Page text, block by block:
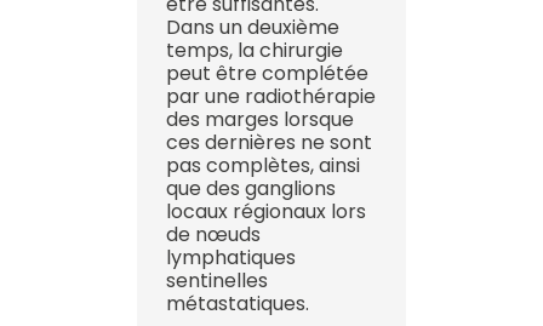
Dans un deuxième
temps, la chirurgie
peut être complétée
par une radiothérapie
des marges lorsque
ces dernières ne sont
pas complètes, ainsi
que des ganglions
locaux régionaux lors
de nœuds
lymphatiques
sentinelles
métastatiques.